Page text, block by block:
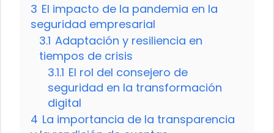
3 El impacto de la pandemia en la
seguridad empresarial
3.1 Adaptación y resiliencia en
tiempos de crisis
3.1.1 El rol del consejero de
seguridad en la transformación
digital
4 La importancia de la transparencia